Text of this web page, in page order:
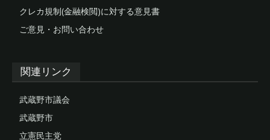
クレカ規制(金融検閲)に対する意見書
ご意見・お問い合わせ
関連リンク
武蔵野市議会
武蔵野市
立憲民主党